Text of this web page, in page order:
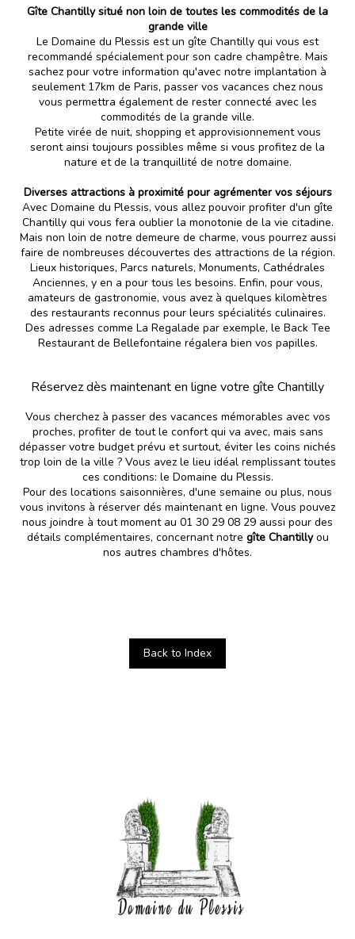
Gîte Chantilly situé non loin de toutes les commodités de la
grande ville
Le Domaine du Plessis est un gîte Chantilly qui vous est
recommandé spécialement pour son cadre champêtre. Mais
sachez pour votre information qu'avec notre implantation à
seulement 17km de Paris, passer vos vacances chez nous
vous permettra également de rester connecté avec les
commodités de la grande ville.
Petite virée de nuit, shopping et approvisionnement vous
seront ainsi toujours possibles même si vous profitez de la
nature et de la tranquillité de notre domaine.
Diverses attractions à proximité pour agrémenter vos séjours
Avec Domaine du Plessis, vous allez pouvoir profiter d'un gîte
Chantilly qui vous fera oublier la monotonie de la vie citadine.
Mais non loin de notre demeure de charme, vous pourrez aussi
faire de nombreuses découvertes des attractions de la région.
Lieux historiques, Parcs naturels, Monuments, Cathédrales
Anciennes, y en a pour tous les besoins. Enfin, pour vous,
amateurs de gastronomie, vous avez à quelques kilomètres
des restaurants reconnus pour leurs spécialités culinaires.
Des adresses comme La Regalade par exemple, le Back Tee
Restaurant de Bellefontaine régalera bien vos papilles.
Réservez dès maintenant en ligne votre gîte Chantilly
Vous cherchez à passer des vacances mémorables avec vos
proches, profiter de tout le confort qui va avec, mais sans
dépasser votre budget prévu et surtout, éviter les coins nichés
trop loin de la ville ? Vous avez le lieu idéal remplissant toutes
ces conditions: le Domaine du Plessis.
Pour des locations saisonnières, d'une semaine ou plus, nous
vous invitons à réserver dés maintenant en ligne. Vous pouvez
nous joindre à tout moment au 01 30 29 08 29 aussi pour des
détails complémentaires, concernant notre gîte Chantillyou
nos autres chambres d'hôtes.
Back to Index